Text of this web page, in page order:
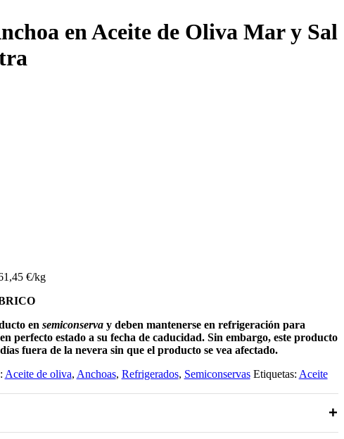
en Aceite de Oliva Mar y Sal
€/kg
en semiconservay deben mantenerse en refrigeración para
perfecto estado a su fecha de caducidad. Sin embargo, este producto
fuera de la nevera sin que el producto se vea afectado.
Aceite de oliva, Anchoas, Refrigerados, Semiconservas Etiquetas: Aceite
+